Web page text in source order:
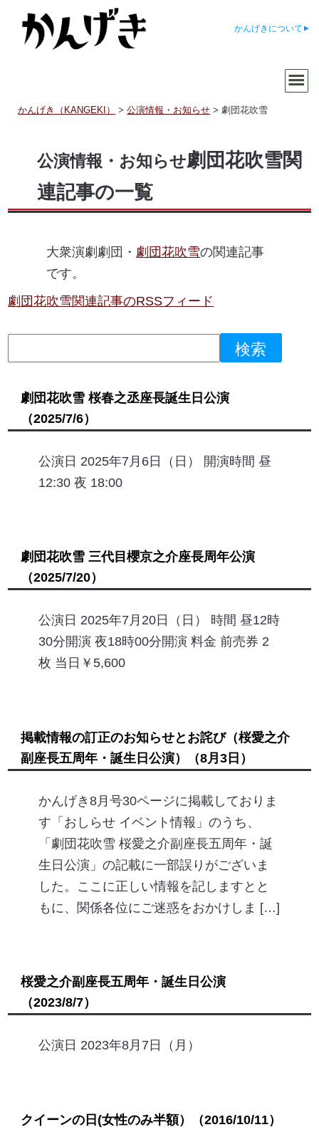
かんげきについて
かんげき（KANGEKI） >公演情報・お知らせ >劇団花吹雪
公演情報・お知らせ劇団花吹雪関
連記事の一覧
大衆演劇劇団・ 劇団花吹雪の関連記事
です。
劇団花吹雪関連記事のRSSフィード
劇団花吹雪 桜春之丞座長誕生日公演
（2025/7/6）
公演日 2025年7月6日（日） 開演時間 昼
12:30 夜 18:00
劇団花吹雪 三代目櫻京之介座長周年公演
（2025/7/20）
公演日 2025年7月20日（日） 時間 昼12時
30分開演 夜18時00分開演 料金 前売券 2
枚 当日￥5,600
掲載情報の訂正のお知らせとお詫び（桜愛之介
副座長五周年・誕生日公演）
（8月3日）
かんげき8月号30ページに掲載しておりま
す「おしらせ イベント情報」のうち、
「劇団花吹雪 桜愛之介副座長五周年・誕
生日公演」の記載に一部誤りがございま
した。ここに正しい情報を記しますとと
もに、関係各位にご迷惑をおかけしま […]
桜愛之介副座長五周年・誕生日公演
（2023/8/7）
公演日 2023年8月7日（月）
クイーンの日(女性のみ半額）
（2016/10/11）